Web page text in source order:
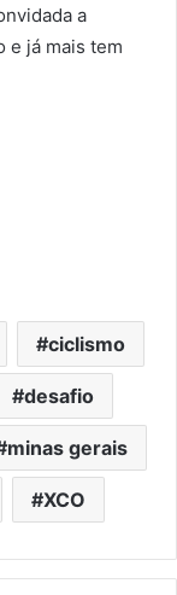
a
e já mais tem
ciclismo
desafio
minas gerais
XCO